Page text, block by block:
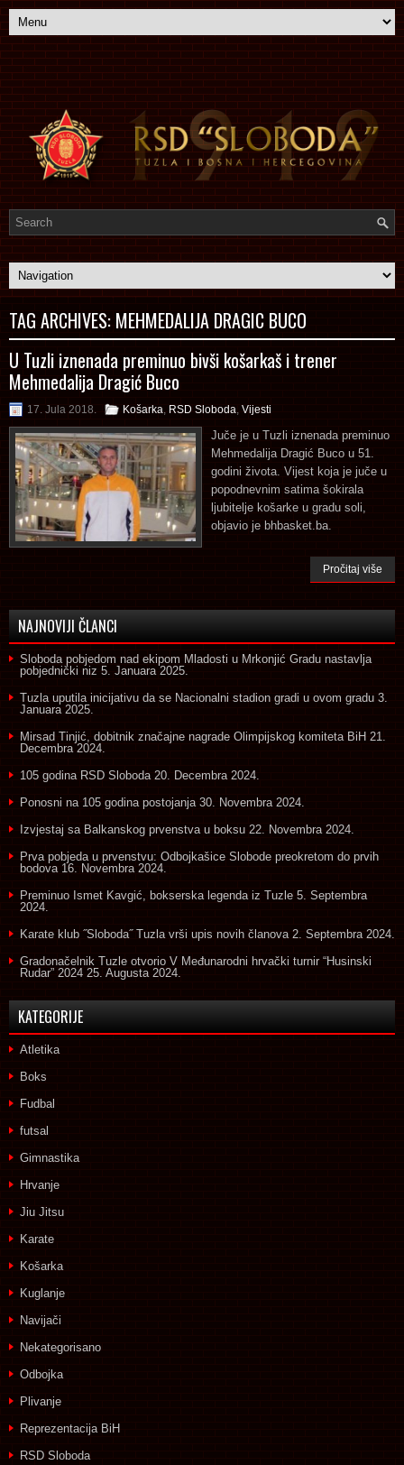
TAG ARCHIVES: MEHMEDALIJA DRAGIC BUCO
U Tuzli iznenada preminuo bivši košarkaš i trener
Mehmedalija Dragić Buco
17. Jula 2018. Košarka RSD Sloboda Vijesti
Juče je u Tuzli iznenada preminuo
Mehmedalija Dragić Buco u 51.
godini života. Vijest koja je juče u
popodnevnim satima šokirala
ljubitelje košarke u gradu soli,
objavio je bhbasket.ba.
Pročitaj više
NAJNOVIJI ČLANCI
Sloboda pobjedom nad ekipom Mladosti u Mrkonjić Gradu nastavlja
pobjednički niz 5. Januara 2025.
Tuzla uputila inicijativu da se Nacionalni stadion gradi u ovom gradu 3.
Januara 2025.
Mirsad Tinjić, dobitnik značajne nagrade Olimpijskog komiteta BiH 21.
Decembra 2024.
105 godina RSD Sloboda 20. Decembra 2024.
Ponosni na 105 godina postojanja 30. Novembra 2024.
Izvjestaj sa Balkanskog prvenstva u boksu 22. Novembra 2024.
Prva pobjeda u prvenstvu: Odbojkašice Slobode preokretom do prvih
bodova 16. Novembra 2024.
Preminuo Ismet Kavgić, bokserska legenda iz Tuzle 5. Septembra
2024.
Karate klub ˝Sloboda˝ Tuzla vrši upis novih članova 2. Septembra 2024.
Gradonačelnik Tuzle otvorio V Međunarodni hrvački turnir “Husinski
Rudar” 2024 25. Augusta 2024.
KATEGORIJE
Atletika
Boks
Fudbal
futsal
Gimnastika
Hrvanje
Jiu Jitsu
Karate
Košarka
Kuglanje
Navijači
Nekategorisano
Odbojka
Plivanje
Reprezentacija BiH
RSD Sloboda